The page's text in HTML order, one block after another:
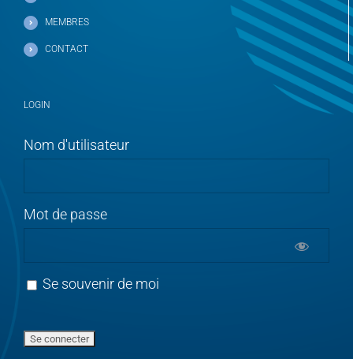
MEMBRES
CONTACT
LOGIN
Nom d'utilisateur
Mot de passe
Se souvenir de moi